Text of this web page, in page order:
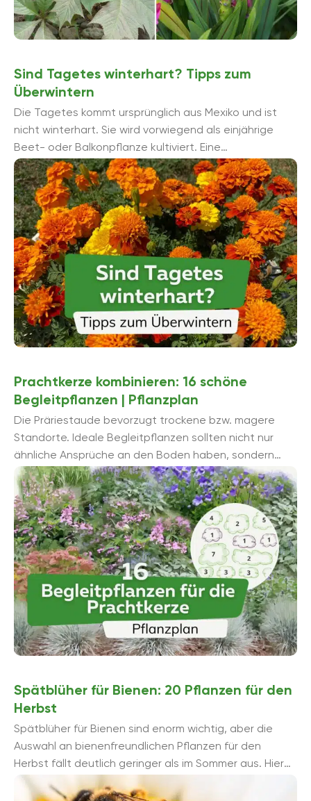
Sind Tagetes winterhart? Tipps zum
Überwintern
Die Tagetes kommt ursprünglich aus Mexiko und ist
nicht winterhart. Sie wird vorwiegend als einjährige
Beet- oder Balkonpflanze kultiviert. Eine
Überwinterung mancher Sorten ist möglich, denn die ...
Prachtkerze kombinieren: 16 schöne
Begleitpflanzen | Pflanzplan
Die Präriestaude bevorzugt trockene bzw. magere
Standorte. Ideale Begleitpflanzen sollten nicht nur
ähnliche Ansprüche an den Boden haben, sondern
auch die pralle Sonne sehr gut vertragen. Mit welchen
...
Spätblüher für Bienen: 20 Pflanzen für den
Herbst
Spätblüher für Bienen sind enorm wichtig, aber die
Auswahl an bienenfreundlichen Pflanzen für den
Herbst fällt deutlich geringer als im Sommer aus. Hier
finden Sie ...